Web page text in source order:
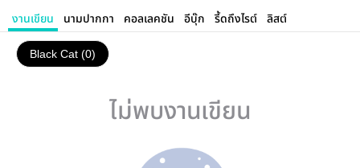
งานเขียน นามปากกา คอลเลคชัน อีบุ๊ก รี้ดถึงไรต์ ลิสต์
Black Cat (0)
ไม่พบงานเขียน